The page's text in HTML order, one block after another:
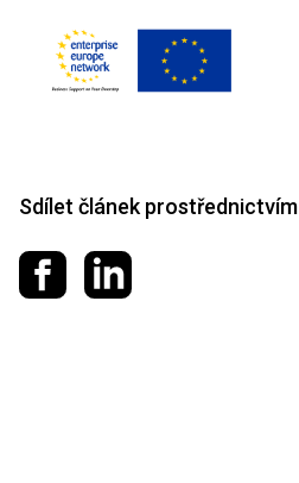
Sdílet článek prostřednictvím
Sdílet na Facebooku
Sdílet na LinkedIn